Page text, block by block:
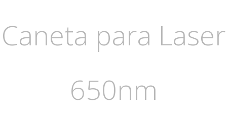
Caneta para Laser
650nm